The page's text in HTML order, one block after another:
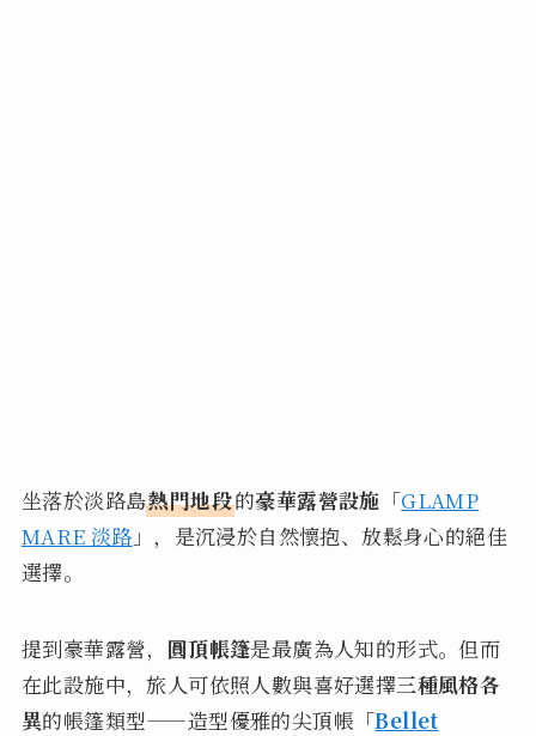
坐落於淡路島熱門地段的豪華露營設施 「GLAMP
MARE 淡路 」，是沉浸於自然懷抱、放鬆身心的絕佳
選擇。
提到豪華露營， 圓頂帳篷是最廣為人知的形式。但而
在此設施中，旅人可依照人數與喜好選擇三種風格各
異的帳篷類型——造型優雅的尖頂帳 「Bellet